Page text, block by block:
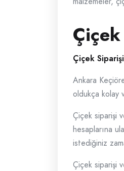
Çiçek Siparişi
Ankara
oldukça kolay
Çiçek siparişi
hesaplarına
istediğiniz
Çiçek siparişi